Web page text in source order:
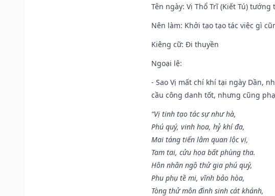
Tên ngày: Vị Thổ Trĩ (Kiết Tú)
Nên làm: Khởi tạo tạo tác việc gì
Kiêng cữ: Đi thuyền
Ngoại lệ:
- Sao Vị mất chí khí tại ngày Dần,
cầu công danh tốt, nhưng cũng
“Vị tinh tạo tác sự như hà,
Phú quý, vinh hoa, hỷ khí đa,
Mai táng tiến lâm quan lộc vị,
Tam tai, cửu họa bất phùng tha.
Hôn nhân ngộ thử gia phú quý,
Phu phụ tề mi, vĩnh bảo hòa,
Tòng thử môn đình sinh cát khánh,